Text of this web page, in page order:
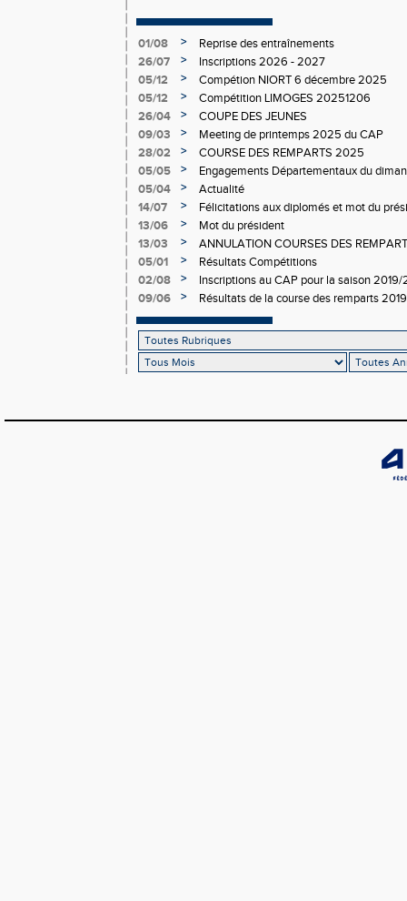
01/08 >
Reprise des entraînements
26/07
>
Inscriptions 2026 - 2027
05/12
>
Compétion NIORT 6 décembre 2025
05/12
>
Compétition LIMOGES 20251206
26/04
>
COUPE DES JEUNES
09/03
>
Meeting de printemps 2025 du CAP
28/02
>
COURSE DES REMPARTS 2025
05/05
>
Engagements Départementaux du
05/04
>
Actualité
14/07
>
Félicitations aux diplomés et mot du
13/06
>
Mot du président
13/03
>
ANNULATION COURSES DES
05/01
>
Résultats Compétitions
02/08
>
Inscriptions au CAP pour la saison
09/06
> Résultats de la course des remparts 2019